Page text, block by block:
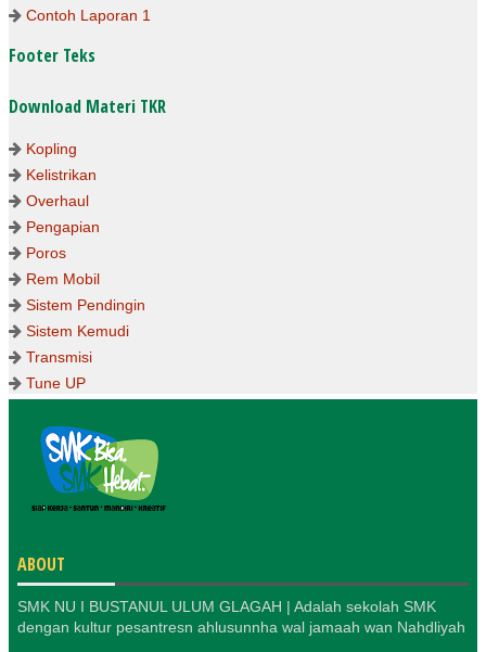
Contoh Laporan 1
Footer Teks
Download Materi TKR
Kopling
Kelistrikan
Overhaul
Pengapian
Poros
Rem Mobil
Sistem Pendingin
Sistem Kemudi
Transmisi
Tune UP
ABOUT
SMK NU I BUSTANUL ULUM GLAGAH | Adalah sekolah SMK
dengan kultur pesantresn ahlusunnha wal jamaah wan Nahdliyah